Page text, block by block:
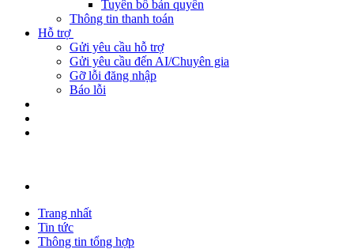
Tuyên bố bản quyền
Thông tin thanh toán
Hỗ trợ
Gửi yêu cầu hỗ trợ
Gửi yêu cầu đến AI/Chuyên gia
Gỡ lỗi đăng nhập
Báo lỗi
Trang nhất
Tin tức
Thông tin tổng hợp